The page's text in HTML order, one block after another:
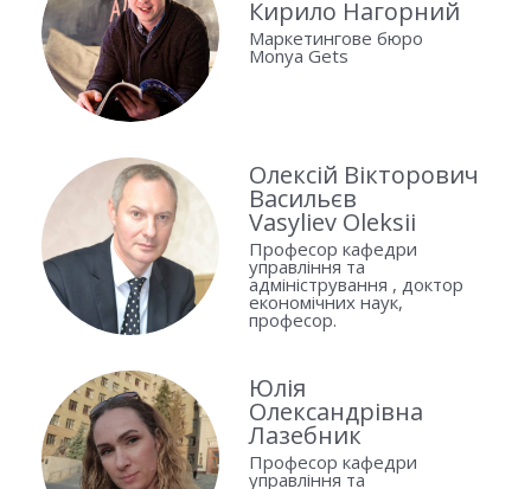
Кирило Нагорний
Маркетингове бюро
Monya Gets
Олексій Вікторович
Васильєв
Vasyliev Oleksii
Професор кафедри
управління та
адміністрування , доктор
економічних наук,
професор.
Юлія
Олександрівна
Лазебник
Професор кафедри
управління та